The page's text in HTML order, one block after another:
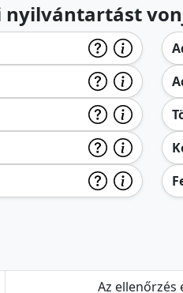
nyilvántartást
Az ellenőrzés